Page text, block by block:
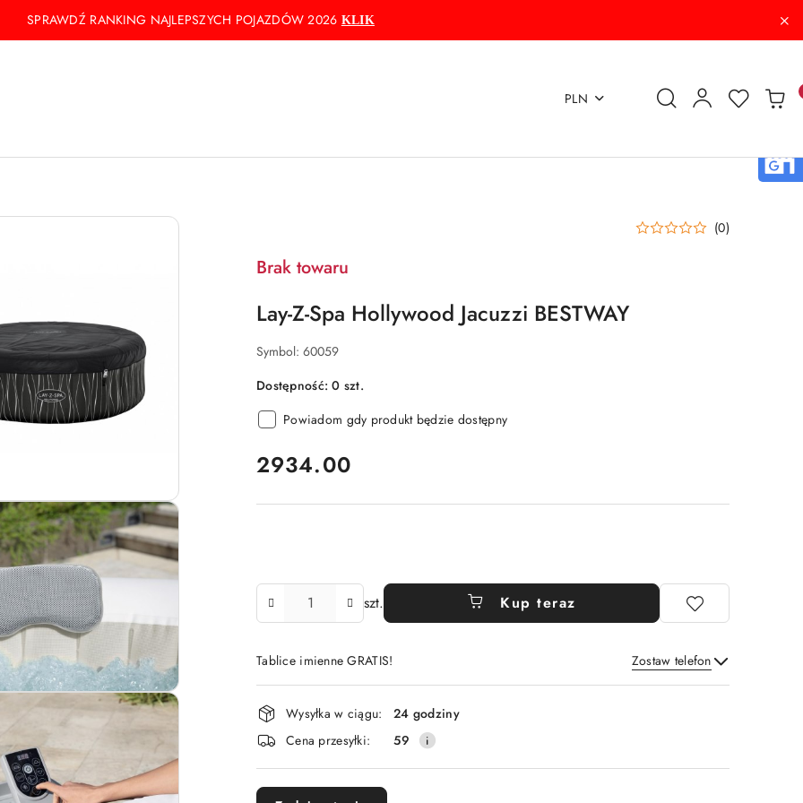
SPRAWDŹ RANKING NAJLEPSZYCH POJAZDÓW 2026 KLIK
PLN
(0)
Brak towaru
Lay-Z-Spa Hollywood Jacuzzi BESTWAY
Symbol: 60059
Dostępność:0 szt.
Powiadom gdy produkt będzie dostępny
cena:
2934.00
szt. Kup teraz
Tablice imienne GRATIS! Zostaw telefon
Wyślij
Dostępność
i
dostawa
Wysyłka w ciągu:
24 godziny
Cena przesyłki:
59